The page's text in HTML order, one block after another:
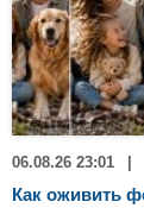
06.08.26 23:01
Как оживить